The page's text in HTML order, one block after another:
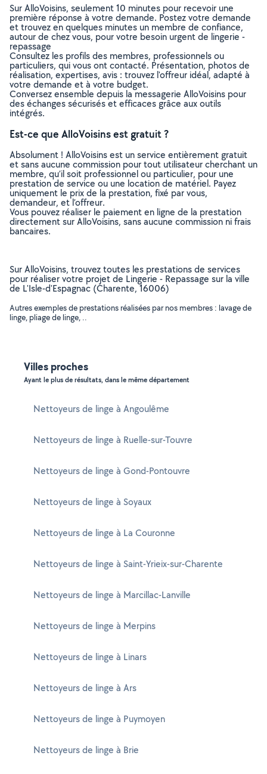
Sur AlloVoisins, seulement 10 minutes pour recevoir une
première réponse à votre demande. Postez votre demande
et trouvez en quelques minutes un membre de confiance,
autour de chez vous, pour votre besoin urgent de lingerie -
repassage
Consultez les profils des membres, professionnels ou
particuliers, qui vous ont contacté. Présentation, photos de
réalisation, expertises, avis : trouvez l'offreur idéal, adapté à
votre demande et à votre budget.
Conversez ensemble depuis la messagerie AlloVoisins pour
des échanges sécurisés et efficaces grâce aux outils
intégrés.
Est-ce que AlloVoisins est gratuit ?
Absolument ! AlloVoisins est un service entièrement gratuit
et sans aucune commission pour tout utilisateur cherchant un
membre, qu’il soit professionnel ou particulier, pour une
prestation de service ou une location de matériel. Payez
uniquement le prix de la prestation, fixé par vous,
demandeur, et l’offreur.
Vous pouvez réaliser le paiement en ligne de la prestation
directement sur AlloVoisins, sans aucune commission ni frais
bancaires.
Sur AlloVoisins, trouvez toutes les prestations de services
pour réaliser votre projet de Lingerie - Repassage sur la ville
de L'Isle-d'Espagnac (Charente, 16006)
Autres exemples de prestations réalisées par nos membres : lavage de
linge, pliage de linge, ..
Villes proches
Ayant le plus de résultats, dans le même département
Nettoyeurs de linge à Angoulême
Nettoyeurs de linge à Ruelle-sur-Touvre
Nettoyeurs de linge à Gond-Pontouvre
Nettoyeurs de linge à Soyaux
Nettoyeurs de linge à La Couronne
Nettoyeurs de linge à Saint-Yrieix-sur-Charente
Nettoyeurs de linge à Marcillac-Lanville
Nettoyeurs de linge à Merpins
Nettoyeurs de linge à Linars
Nettoyeurs de linge à Ars
Nettoyeurs de linge à Puymoyen
Nettoyeurs de linge à Brie